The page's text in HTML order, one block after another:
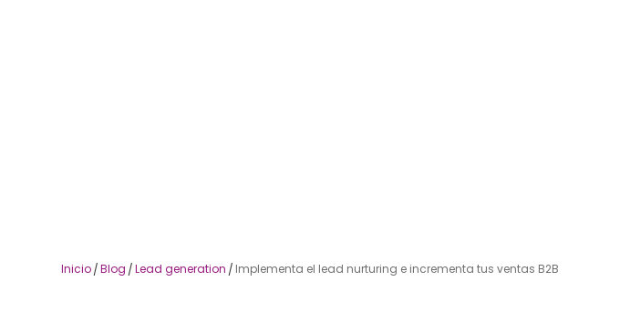
Inicio/Blog /Lead generation / Implementa el lead nurturing e incrementa tus ventas B2B